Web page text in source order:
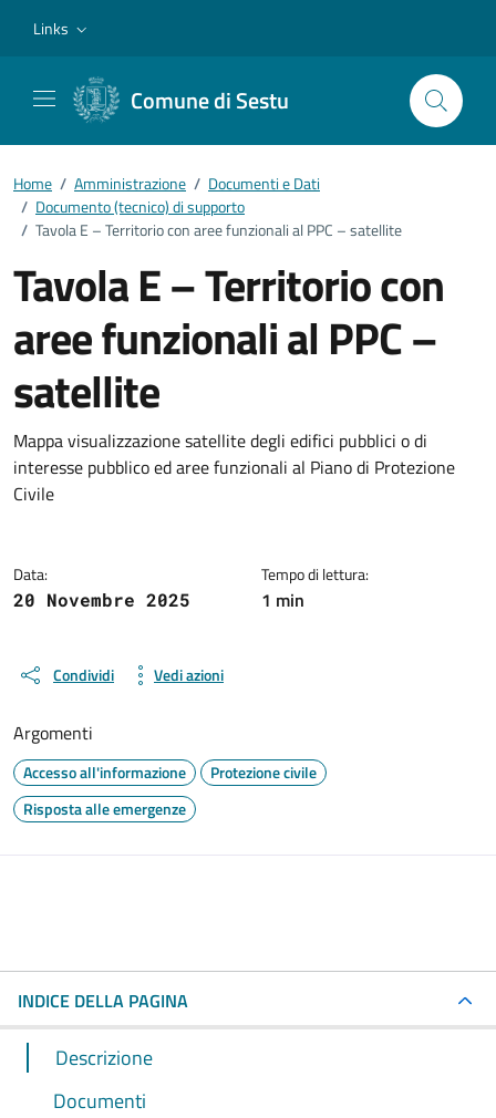
Links
Comune di Sestu
Home / Amministrazione / Documenti e Dati
/ Documento (tecnico) di supporto
/ Tavola E – Territorio con aree funzionali al PPC – satellite
Tavola E – Territorio con
aree funzionali al PPC –
satellite
Dettagli del documento
Mappa visualizzazione satellite degli edifici pubblici o di
interesse pubblico ed aree funzionali al Piano di Protezione
Civile
Data:
20 Novembre 2025
Tempo di lettura:
1 min
Condividi Vedi azioni
Argomenti
Accesso all'informazione
Protezione civile
Risposta alle emergenze
INDICE DELLA PAGINA
Descrizione
Documenti